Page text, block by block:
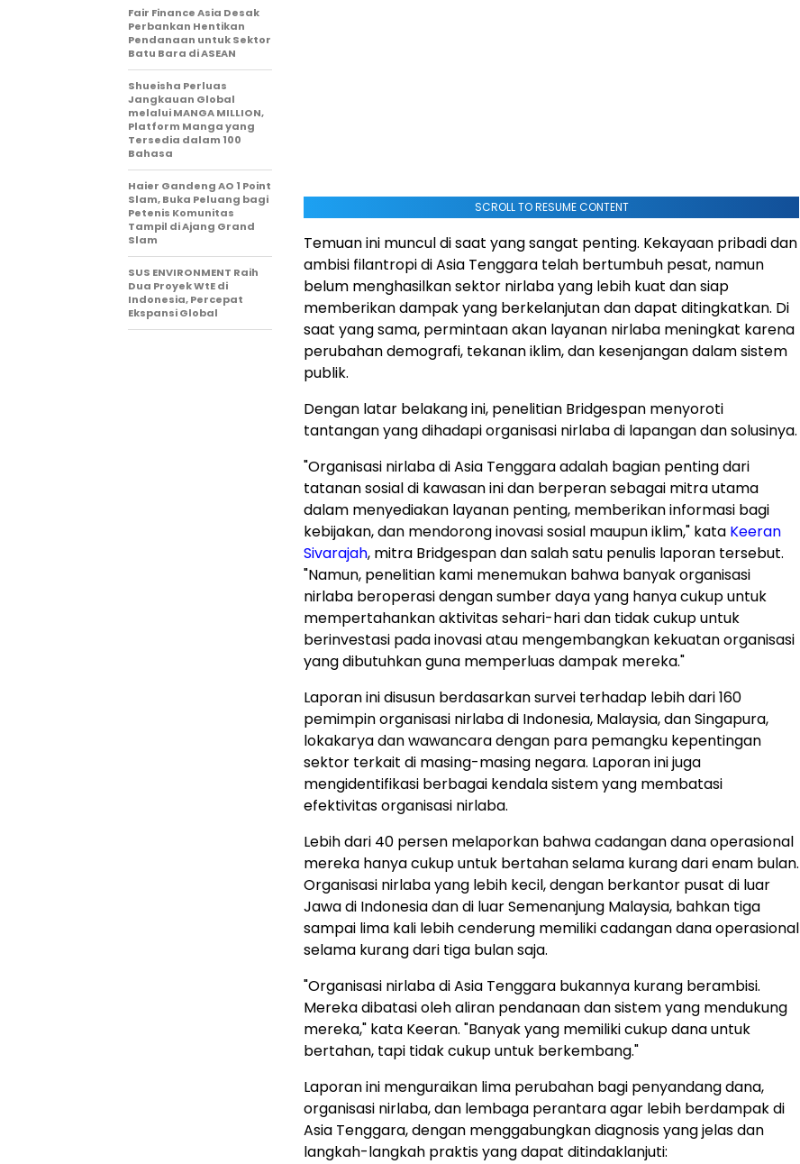
SCROLL TO RESUME CONTENT
Temuan ini muncul di saat yang sangat penting. Kekayaan pribadi dan
ambisi filantropi di Asia Tenggara telah bertumbuh pesat, namun
belum menghasilkan sektor nirlaba yang lebih kuat dan siap
memberikan dampak yang berkelanjutan dan dapat ditingkatkan. Di
saat yang sama, permintaan akan layanan nirlaba meningkat karena
perubahan demografi, tekanan iklim, dan kesenjangan dalam sistem
publik.
Dengan latar belakang ini, penelitian Bridgespan menyoroti
tantangan yang dihadapi organisasi nirlaba di lapangan dan solusinya.
"Organisasi nirlaba di Asia Tenggara adalah bagian penting dari
tatanan sosial di kawasan ini dan berperan sebagai mitra utama
dalam menyediakan layanan penting, memberikan informasi bagi
kebijakan, dan mendorong inovasi sosial maupun iklim," kata Keeran
Sivarajah, mitra Bridgespan dan salah satu penulis laporan tersebut.
"Namun, penelitian kami menemukan bahwa banyak organisasi
nirlaba beroperasi dengan sumber daya yang hanya cukup untuk
mempertahankan aktivitas sehari-hari dan tidak cukup untuk
berinvestasi pada inovasi atau mengembangkan kekuatan organisasi
yang dibutuhkan guna memperluas dampak mereka."
Laporan ini disusun berdasarkan survei terhadap lebih dari 160
pemimpin organisasi nirlaba di Indonesia, Malaysia, dan Singapura,
lokakarya dan wawancara dengan para pemangku kepentingan
sektor terkait di masing-masing negara. Laporan ini juga
mengidentifikasi berbagai kendala sistem yang membatasi
efektivitas organisasi nirlaba.
Lebih dari 40 persen melaporkan bahwa cadangan dana operasional
mereka hanya cukup untuk bertahan selama kurang dari enam bulan.
Organisasi nirlaba yang lebih kecil, dengan berkantor pusat di luar
Jawa di Indonesia dan di luar Semenanjung Malaysia, bahkan tiga
sampai lima kali lebih cenderung memiliki cadangan dana operasional
selama kurang dari tiga bulan saja.
"Organisasi nirlaba di Asia Tenggara bukannya kurang berambisi.
Mereka dibatasi oleh aliran pendanaan dan sistem yang mendukung
mereka," kata Keeran. "Banyak yang memiliki cukup dana untuk
bertahan, tapi tidak cukup untuk berkembang."
Laporan ini menguraikan lima perubahan bagi penyandang dana,
organisasi nirlaba, dan lembaga perantara agar lebih berdampak di
Asia Tenggara, dengan menggabungkan diagnosis yang jelas dan
langkah-langkah praktis yang dapat ditindaklanjuti:
Fair Finance Asia Desak
Perbankan Hentikan
Pendanaan untuk Sektor
Batu Bara di ASEAN
Shueisha Perluas
Jangkauan Global
melalui MANGA MILLION,
Platform Manga yang
Tersedia dalam 100
Bahasa
Haier Gandeng AO 1 Point
Slam, Buka Peluang bagi
Petenis Komunitas
Tampil di Ajang Grand
Slam
SUS ENVIRONMENT Raih
Dua Proyek WtE di
Indonesia, Percepat
Ekspansi Global